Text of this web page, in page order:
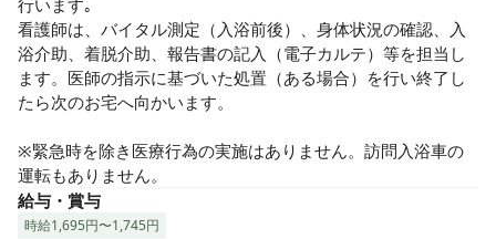
行います｡
看護師は、バイタル測定（入浴前後）、身体状況の確認、入
浴介助、着脱介助、報告書の記入（電子カルテ）等を担当し
ます。医師の指示に基づいた処置（ある場合）を行い終了し
たら次のお宅へ向かいます。
※緊急時を除き医療行為の実施はありません。訪問入浴車の
運転もありません。
給与・賞与
時給1,695円〜1,745円